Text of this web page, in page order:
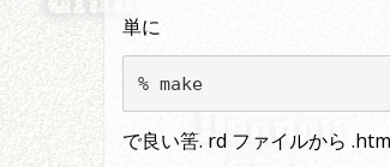
単に
% make
で良い筈. rd ファイルから